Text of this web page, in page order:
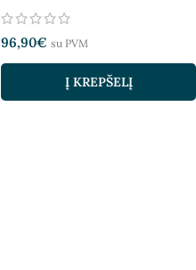
96,90€ su PVM
Į KREPŠELĮ